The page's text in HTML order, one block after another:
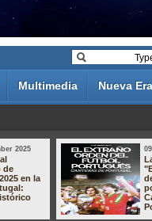
Multimedia Nueva
2025
de
en la